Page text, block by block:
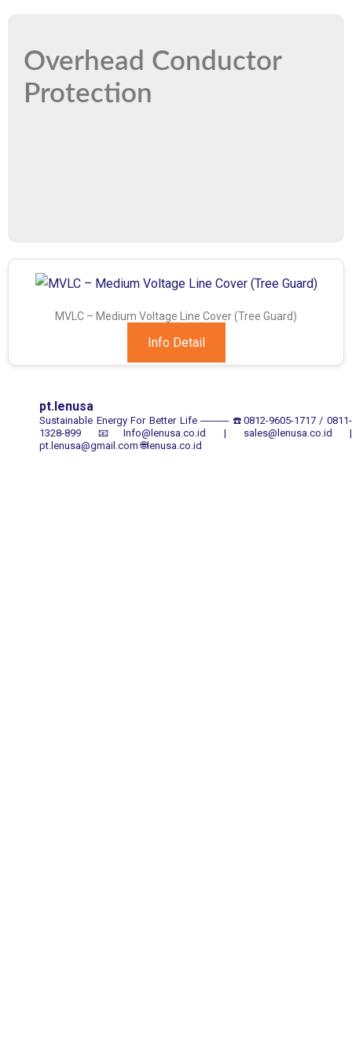
Overhead Conductor
Protection
MVLC – Medium Voltage Line Cover (Tree Guard)
Info Detail
pt.lenusa
Sustainable Energy For Better Life────☎️0812-9605-1717 / 0811-
1328-899 📧Info@lenusa.co.id | sales@lenusa.co.id |
pt.lenusa@gmail.com 🌐lenusa.co.id